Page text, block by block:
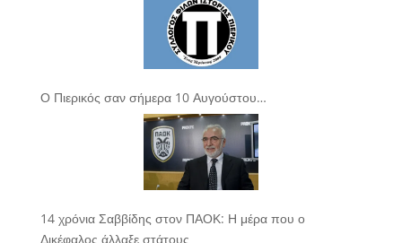
Ο Πιερικός σαν σήμερα 10 Αυγούστου…
14 χρόνια Σαββίδης στον ΠΑΟΚ: Η μέρα που ο
Δικέφαλος άλλαξε στάτους